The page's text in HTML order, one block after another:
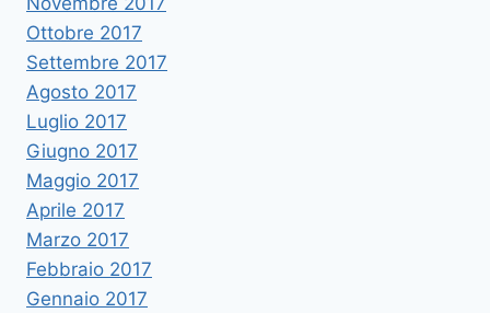
Ottobre 2017
Settembre 2017
Agosto 2017
Luglio 2017
Giugno 2017
Maggio 2017
Aprile 2017
Marzo 2017
Febbraio 2017
Gennaio 2017